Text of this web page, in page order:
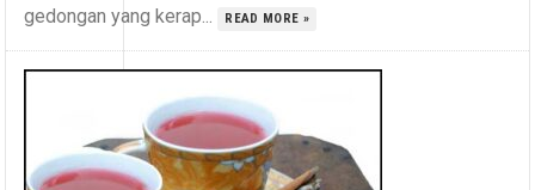
gedongan yang kerap...
READ MORE »